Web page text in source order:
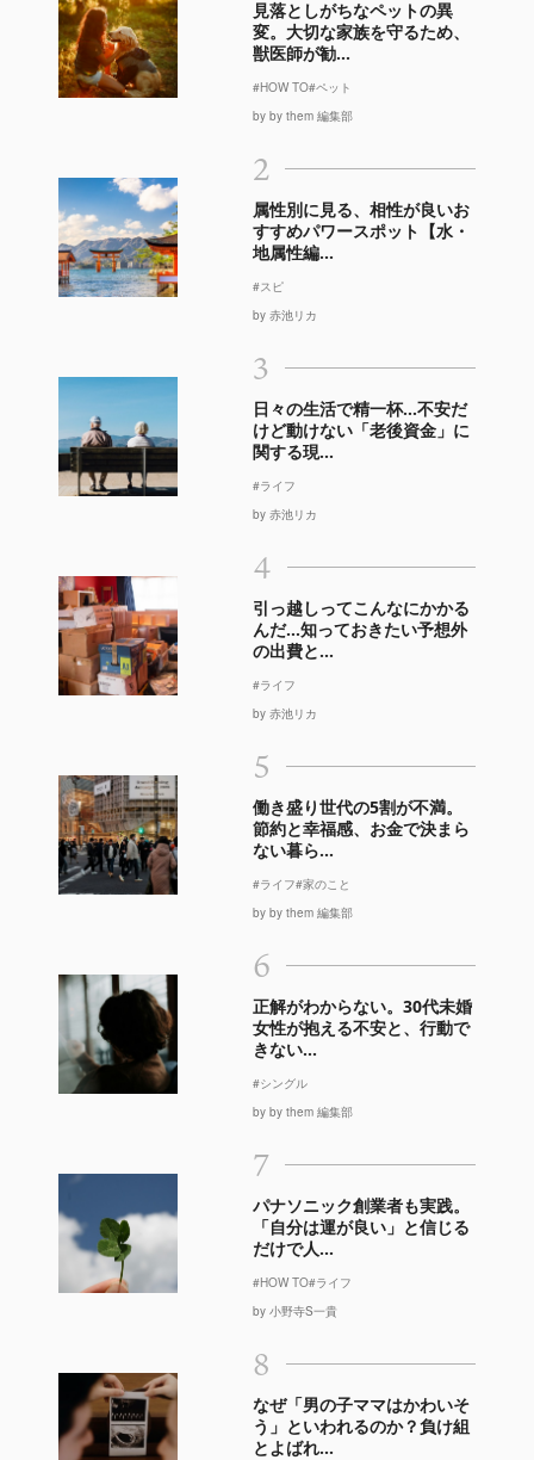
見落としがちなペットの異
変。大切な家族を守るため、
獣医師が勧...
#HOW TO#ペット
by by them 編集部
2
属性別に見る、相性が良いお
すすめパワースポット【水・
地属性編...
#スピ
by 赤池リカ
3
日々の生活で精一杯…不安だ
けど動けない「老後資金」に
関する現...
#ライフ
by 赤池リカ
4
引っ越しってこんなにかかる
んだ…知っておきたい予想外
の出費と...
#ライフ
by 赤池リカ
5
働き盛り世代の5割が不満。
節約と幸福感、お金で決まら
ない暮ら...
#ライフ#家のこと
by by them 編集部
6
正解がわからない。30代未婚
女性が抱える不安と、行動で
きない...
#シングル
by by them 編集部
7
パナソニック創業者も実践。
「自分は運が良い」と信じる
だけで人...
#HOW TO#ライフ
by 小野寺S一貴
8
なぜ「男の子ママはかわいそ
う」といわれるのか？負け組
とよばれ...